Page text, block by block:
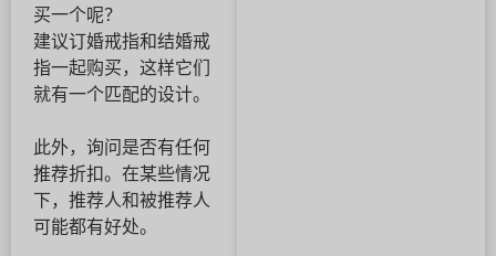
买一个呢？
建议订婚戒指和结婚戒
指一起购买，这样它们
就有一个匹配的设计。
此外，询问是否有任何
推荐折扣。在某些情况
下，推荐人和被推荐人
可能都有好处。